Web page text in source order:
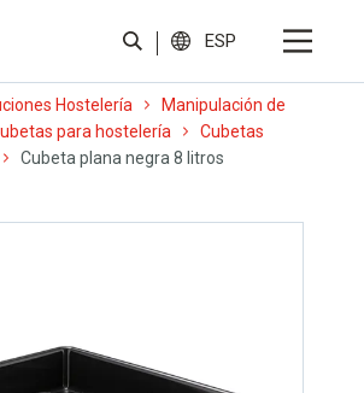
ESP
Hostelería
Manipulación de
para hostelería
Cubetas
Cubeta plana negra 8 litros